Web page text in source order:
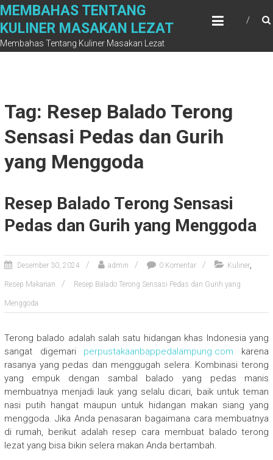
Skip
content
MEMBAHAS TENTANG
KULINER MASAKAN LEZAT
Membahas Tentang Kuliner Masakan Lezat
Tag: Resep Balado Terong
Sensasi Pedas dan Gurih
yang Menggoda
Resep Balado Terong Sensasi
Pedas dan Gurih yang Menggoda
Desember 30, 2024 admin 0 Komentar Kuliner,
Resep Makanan Resep Balado Terong Sensasi Pedas dan Gurih yang
Menggoda
Terong balado adalah salah satu hidangan khas Indonesia yang
sangat digemari perpustakaanbappedalampung.com karena
rasanya yang pedas dan menggugah selera. Kombinasi terong
yang empuk dengan sambal balado yang pedas manis
membuatnya menjadi lauk yang selalu dicari, baik untuk teman
nasi putih hangat maupun untuk hidangan makan siang yang
menggoda. Jika Anda penasaran bagaimana cara membuatnya
di rumah, berikut adalah resep cara membuat balado terong
lezat yang bisa bikin selera makan Anda bertambah.